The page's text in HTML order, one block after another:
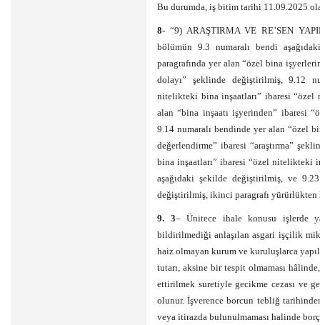
Bu durumda, iş bitim tarihi 11.09.2025
8- “9) ARAŞTIRMA VE RE’SEN
bölümün 9.3 numaralı bendi
paragrafında yer alan “özel bina
dolayı” şeklinde değiştirilmiş, 9.12
nitelikteki bina inşaatları” ibaresi
alan “bina inşaatı işyerinden” ibaresi
9.14 numaralı bendinde yer alan “özel
değerlendirme” ibaresi “araştırma”
bina inşaatları” ibaresi “özel nitelikteki
aşağıdaki şekilde değiştirilmiş, ve
değiştirilmiş, ikinci paragrafı yürürlükten
9. 3– Ünitece ihale konusu işlerde
bildirilmediği anlaşılan asgari işçilik
haiz olmayan kurum ve kuruluşlarca
tutarı, aksine bir tespit olmaması
ettirilmek suretiyle gecikme cezası ve
olunur. İşverence borcun tebliğ
veya itirazda bulunulmaması halinde